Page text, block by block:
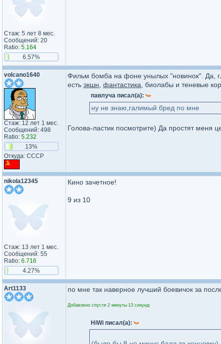
Стаж: 5 лет 8 мес.
Сообщений: 20
Ratio: 5.164
6.57%
volcano1640
Стаж: 12 лет 1 мес.
Сообщений: 498
Ratio: 5.232
13%
Откуда: CCCP
Фильм бомба на фоне унылых "новинок". Да,
есть экшн фантастика , биолабы и теневые
павлуча писал(а):
ну не знаю,галимый бред по мне
Голова-ластик посмотрите) Да простят меня
nikola12345
Стаж: 13 лет 1 мес.
Сообщений: 55
Ratio: 6.716
4.27%
Кино зачетное!
9 из 10
Art1133 по мне так наверное лучший боевичок за
Добавлено спустя 2 минуты 13 секунд:
HiWi писал(а):